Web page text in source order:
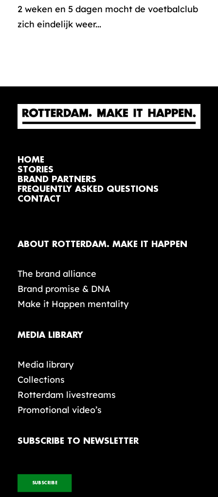
2 weken en 5 dagen mocht de voetbalclub
zich eindelijk weer...
HOME
STORIES
BRAND PARTNERS
FREQUENTLY ASKED QUESTIONS
CONTACT
ABOUT ROTTERDAM. MAKE IT HAPPEN
The brand alliance
Brand promise & DNA
Make it Happen mentality
MEDIA LIBRARY
Media library
Collections
Rotterdam livestreams
Promotional video’s
SUBSCRIBE TO NEWSLETTER
SUBSCRIBE